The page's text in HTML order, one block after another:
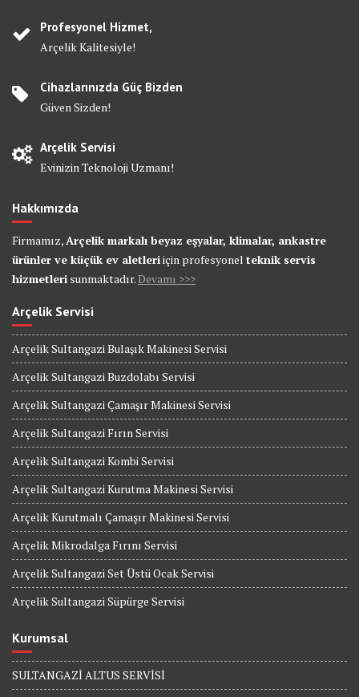
Profesyonel Hizmet,
Arçelik Kalitesiyle!
Cihazlarınızda Güç Bizden
Güven Sizden!
Arçelik Servisi
Evinizin Teknoloji Uzmanı!
Hakkımızda
Firmamız,Arçelik markalı beyaz eşyalar, klimalar, ankastre
ürünler ve küçük ev aletleriiçin profesyonel teknik servis
hizmetleri sunmaktadır.Devamı >>>
Arçelik Servisi
Arçelik Sultangazi Bulaşık Makinesi Servisi
Arçelik Sultangazi Buzdolabı Servisi
Arçelik Sultangazi Çamaşır Makinesi Servisi
Arçelik Sultangazi Fırın Servisi
Arçelik Sultangazi Kombi Servisi
Arçelik Sultangazi Kurutma Makinesi Servisi
Arçelik Kurutmalı Çamaşır Makinesi Servisi
Arçelik Mikrodalga Fırını Servisi
Arçelik Sultangazi Set Üstü Ocak Servisi
Arçelik Sultangazi Süpürge Servisi
Kurumsal
SULTANGAZİ ALTUS SERVİSİ